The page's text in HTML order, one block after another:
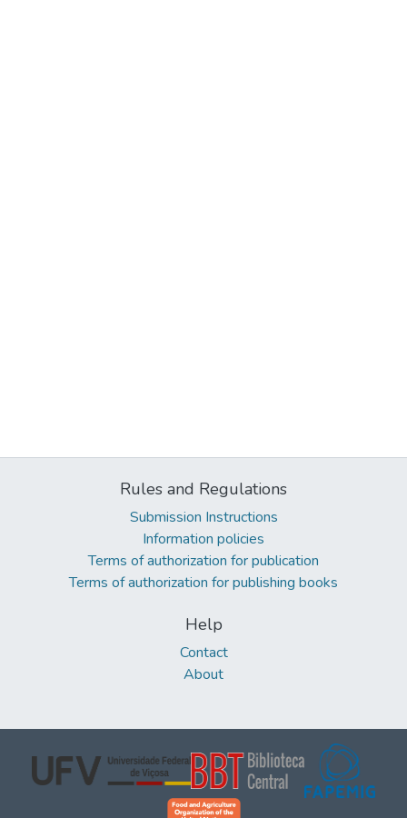
Rules and Regulations
Submission Instructions
Information policies
Terms of authorization for publication
Terms of authorization for publishing books
Help
Contact
About